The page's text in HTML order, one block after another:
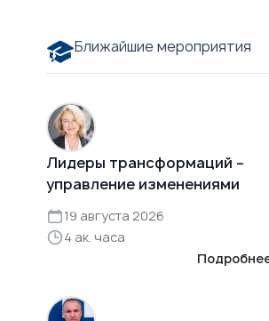
Ближайшие мероприятия
Лидеры трансформаций –
управление изменениями
19 августа 2026
4 ак. часа